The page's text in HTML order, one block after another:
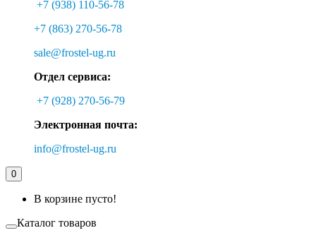
+7 (938) 110-56-78
+7 (863) 270-56-78
sale@frostel-ug.ru
Отдел сервиса:
+7 (928) 270-56-79
Электронная почта:
info@frostel-ug.ru
0
В корзине пусто!
Каталог товаров